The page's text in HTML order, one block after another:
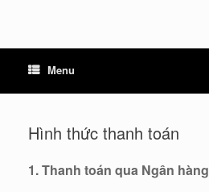
Menu
Hình thức thanh toán
1. Thanh toán qua Ngân hàng